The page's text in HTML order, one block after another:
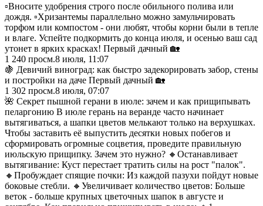
▫️Вносите удобрения строго после обильного полива или
дождя. ▫️Хризантемы параллельно можно замульчировать
торфом или компостом - они любят, чтобы корни были в тепле
и влаге. Успейте подкормить до конца июля, и осенью ваш сад
утонет в ярких красках! Первый дачный 🏡
1 240 просм.8 июля, 11:07
🍇 Девичий виноград: как быстро задекорировать забор, стены
и постройки на даче Первый дачный 🏡
1 302 просм.8 июля, 07:07
🌺 Секрет пышной герани в июле: зачем и как прищипывать
пеларгонию В июле герань на веранде часто начинает
вытягиваться, а шапки цветов мелькают только на верхушках.
Чтобы заставить её выпустить десятки новых побегов и
сформировать огромные соцветия, проведите правильную
июльскую прищипку. Зачем это нужно? 🔸Останавливает
вытягивание: Куст перестает тратить силы на рост "палок".
🔸Пробуждает спящие почки: Из каждой пазухи пойдут новые
боковые стебли. 🔸Увеличивает количество цветов: Больше
веток - больше крупных цветочных шапок в августе и